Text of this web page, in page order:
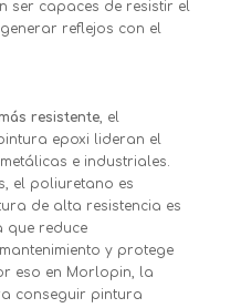
ser capaces de resistir el
reflejos con el
resistente, el
epoxi lideran el
e industriales.
el poliuretano es
de alta resistencia es
que reduce
y protege
eso en Morlopin, la
conseguir pintura